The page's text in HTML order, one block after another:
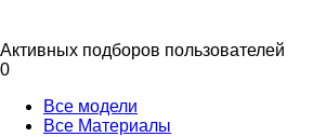
Активных подборов пользователей
0
Все модели
Все Материалы